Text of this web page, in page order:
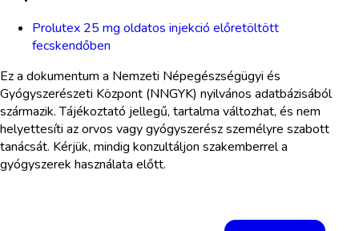
Prolutex 25 mg oldatos injekció előretöltött
fecskendőben
Ez a dokumentum a Nemzeti Népegészségügyi és
Gyógyszerészeti Központ (NNGYK) nyilvános adatbázisából
származik. Tájékoztató jellegű, tartalma változhat, és nem
helyettesíti az orvos vagy gyógyszerész személyre szabott
tanácsát. Kérjük, mindig konzultáljon szakemberrel a
gyógyszerek használata előtt.